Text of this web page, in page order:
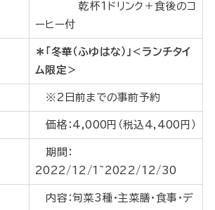
乾杯1ドリンク＋食後のコ
ーヒー付
＊「冬華（ふゆはな）」＜ランチタイ
ム限定＞
※2日前までの事前予約
価格：4,000円（税込4,400円）
期間：
2022/12/1~2022/12/30
内容：旬菜3種・主菜膳・食事・デ